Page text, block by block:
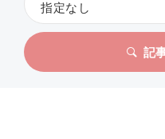
指定なし
記